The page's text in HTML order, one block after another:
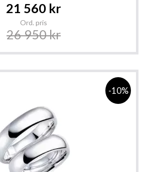
21 560 kr
Ord. pris
26 950 kr
-10%